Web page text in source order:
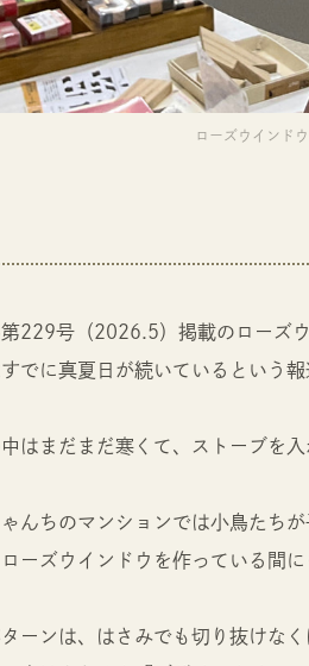
ローズウインド
229号（2026.5）掲載のローズ
でに真夏日が続いているという
中はまだまだ寒くて、ストーブを
んちのマンションでは小鳥たちが
ーズウインドウを作っている間
ーンは、はさみでも切り抜けな